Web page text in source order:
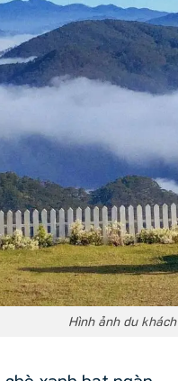
Hình ảnh du